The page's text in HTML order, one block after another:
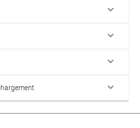
keyboard_arrow_down
keyboard_arrow_down
keyboard_arrow_down
keyboard_arrow_down